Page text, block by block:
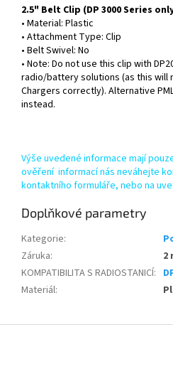
2.5" Belt Clip (DP 3000 Series
• Material: Plastic
• Attachment Type: Clip
• Belt Swivel: No
• Note: Do not use this clip with
radio/battery solutions (as this will
Chargers correctly). Alternative
instead.
Výše uvedené informace mají
ověření informací nás neváhejte
kontaktního formuláře, nebo na
Doplňkové parametry
Kategorie:
Záruka:
2
KOMPATIBILITA S RADIOSTANICÍ:
Materiál: